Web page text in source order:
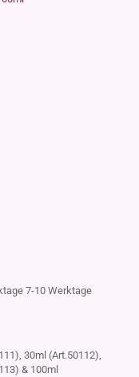
7-10 Werktage
30ml (Art.50112),
& 100ml